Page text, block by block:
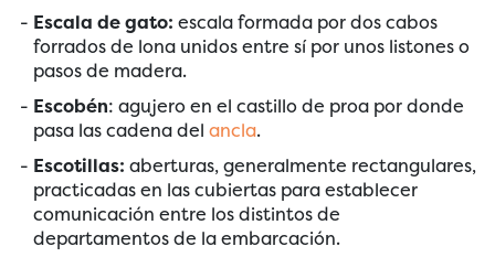
Escala de gato: escala formada por dos cabos
forrados de lona unidos entre sí por unos listones o
pasos de madera.
Escobén: agujero en el castillo de proa por donde
pasa las cadena del ancla.
Escotillas: aberturas, generalmente rectangulares,
practicadas en las cubiertas para establecer
comunicación entre los distintos de
departamentos de la embarcación.